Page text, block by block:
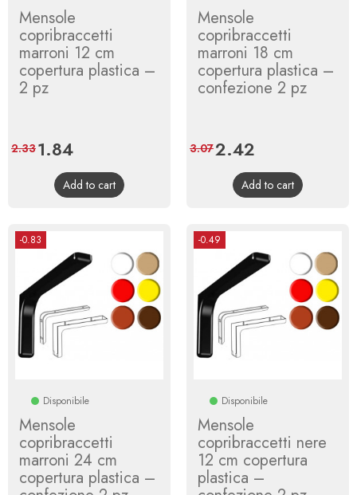
Mensole
copribraccetti
marroni 12 cm
copertura plastica –
2 pz
Price
1.84Regular
price
2.33
Add to cart
Mensole
copribraccetti
marroni 18 cm
copertura plastica –
confezione 2 pz
Price
2.42
price
3.07
Add to cart
-0.83
Disponibile
Mensole
copribraccetti
marroni 24 cm
copertura plastica –
-0.49
Disponibile
Mensole
copribraccetti nere
12 cm copertura
plastica –